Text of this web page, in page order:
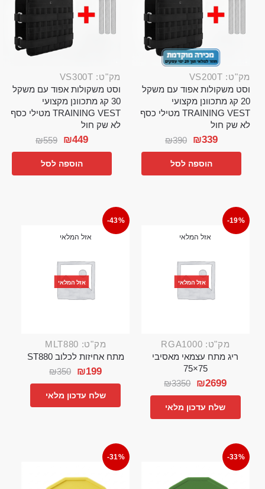
מק"ט: VS200T
וסט משקולות אפוד עם משקל
20 קג מתכוונן מקצועי
TRAINING VEST מטילי כסף
לא שק חול
₪390 ₪339
הוספה לסל
מק"ט: VS300T
וסט משקולות אפוד עם משקל
30 קג מתכוונן מקצועי
TRAINING VEST מטילי כסף
לא שק חול
₪559 ₪449
הוספה לסל
-19%
אזל המלאי
אזל המלאי
מק"ט: RGA1000
ריג מתח עצמאי מאסיבי
75×75
₪3350 ₪2699
שלח עדכון מלאי
-43%
אזל המלאי
אזל המלאי
מק"ט: MLT880
מתח אחיזות לכלוב ST880
₪350 ₪199
שלח עדכון מלאי
-33%
-31%